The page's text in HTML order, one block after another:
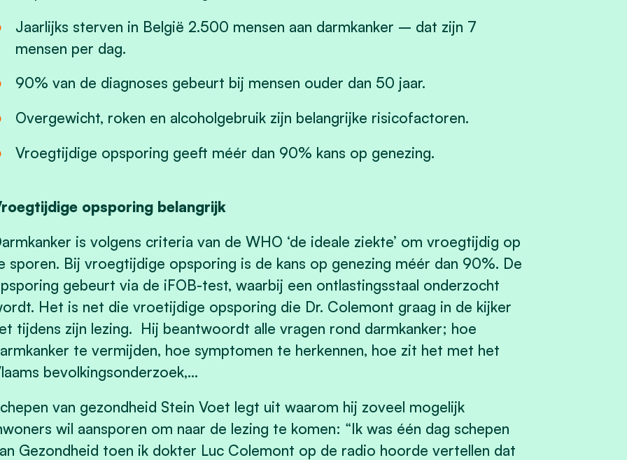
Jaarlijks sterven in België 2.500 mensen aan darmkanker – dat zijn 7
mensen per dag.
90% van de diagnoses gebeurt bij mensen ouder dan 50 jaar.
Overgewicht, roken en alcoholgebruik zijn belangrijke risicofactoren.
Vroegtijdige opsporing geeft méér dan 90% kans op genezing.
opsporing belangrijk
is volgens criteria van de WHO ‘de ideale ziekte’ om vroegtijdig op
sporen. Bij vroegtijdige opsporing is de kans op genezing méér dan 90%. De
gebeurt via de iFOB-test, waarbij een ontlastingsstaal onderzocht
Het is net die vroetijdige opsporing die Dr. Colemont graag in de kijker
tijdens zijn lezing. Hij beantwoordt alle vragen rond darmkanker; hoe
te vermijden, hoe symptomen te herkennen, hoe zit het met het
bevolkingsonderzoek,…
van gezondheid Stein Voet legt uit waarom hij zoveel mogelijk
wil aansporen om naar de lezing te komen: “Ik was één dag schepen
Gezondheid toen ik dokter Luc Colemont op de radio hoorde vertellen dat